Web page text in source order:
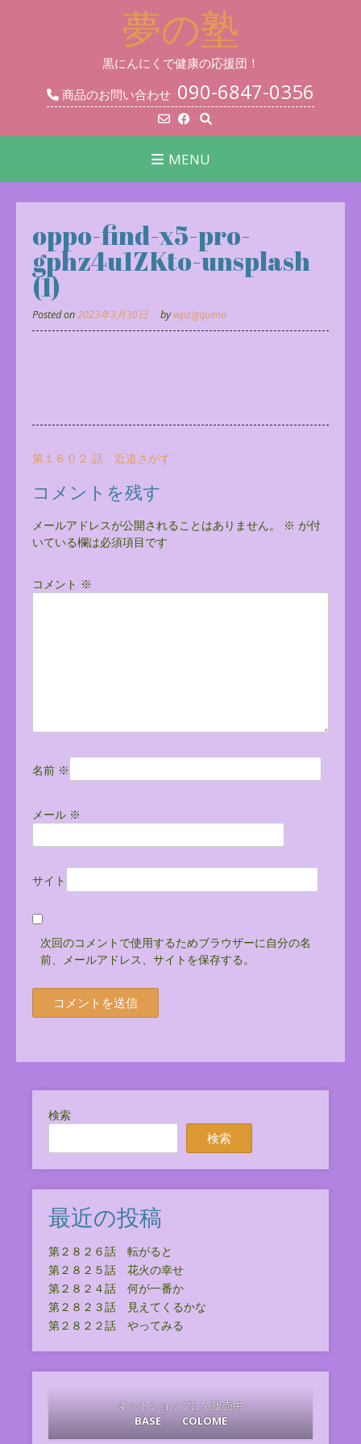
夢の塾
黒にんにくで健康の応援団！
商品のお問い合わせ 090-6847-0356
MENU
oppo-find-x5-pro-
gphz4u1ZKto-unsplash
(1)
Posted on2023年3月30日 bywpzigquena
投
稿
ナ
ビ
ゲ
ー
シ
第１６０２ 話 近道さがす
コメントを残す
メールアドレスが公開されることはありません。 ※ が付
いている欄は必須項目です
コメント ※
名前 ※
メール ※
サイト
次回のコメントで使用するためブラウザーに自分の名
前、メールアドレス、サイトを保存する。
検索
検索
最近の投稿
第２８２６話 転がると
第２８２５話 花火の幸せ
第２８２４話 何が一番か
第２８２３話 見えてくるかな
第２８２２話 やってみる
ネットショップにて販売中
BASE
COLOME